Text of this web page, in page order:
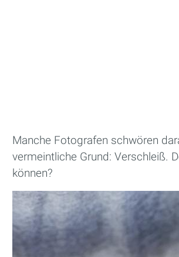
Manche Fotografen schwören
vermeintliche Grund: Verschleiß.
können?